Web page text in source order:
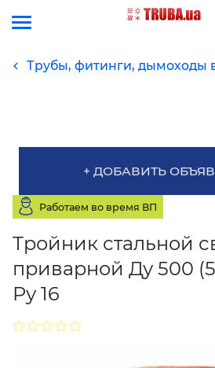
Трубы, фитинги, дымоходы
+ ДОБАВИТЬ
Работаем во время ВП
Тройник стальной
приварной Ду 500
Ру 16